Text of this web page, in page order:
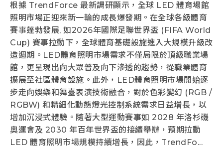
根據 TrendForce 最新調研顯示，全球 LED 體育場館
照明市場正迎來新一輪的成長爆發期。在全球各級體育
賽事蓬勃發展, 如2026年國際足聯世界盃 (FIFA World
Cup) 賽事拉動下，全球體育基礎設施進入大規模升級改
造週期。LED體育照明市場需求不僅局限於頂級職業場
館，更呈現出向大眾普及向下滲透的趨勢，從職業體育
擴展至社區體育設施。此外，LED體育照明市場開始逐
步走向娛樂和舞臺表演技術融合，對於色彩變幻 (RGB /
RGBW) 和精細化動態燈光控制系統需求日益增長，以
增加沉浸式體驗。隨著大型運動賽事如 2028 年洛杉磯
奧運會及 2030 年百年世界盃的接續舉辦，預期拉動
LED 體育照明市場規模持續增長，因此，TrendFo...